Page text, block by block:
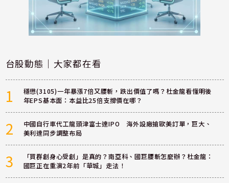
台股動態｜大家都在看
1
穩懋(3105)一年暴漲7倍又腰斬，跌出價值了嗎？杜金龍看懂明後
年EPS基本面：本益比25倍支撐價在哪？
2
中國自行車代工龍頭津富士達IPO 海外設廠搶歐美訂單，巨大、
美利達同步調整布局
3
「買群創身心受創」是真的？南亞科、國巨腰斬怎麼辦？杜金龍：
國巨正在重演2年前「華城」走法！